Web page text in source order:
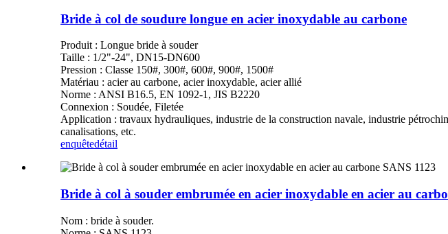
Bride à col de soudure longue en acier inoxydable au carbone
Produit : Longue bride à souder
Taille : 1/2"-24", DN15-DN600
Pression : Classe 150#, 300#, 600#, 900#, 1500#
Matériau : acier au carbone, acier inoxydable, acier allié
Norme : ANSI B16.5, EN 1092-1, JIS B2220
Connexion : Soudée, Filetée
Application : travaux hydrauliques, industrie de la construction navale, industrie
canalisations, etc.
enquêtedétail
Bride à col à souder embrumée en acier inoxydable en acier au
Nom : bride à souder.